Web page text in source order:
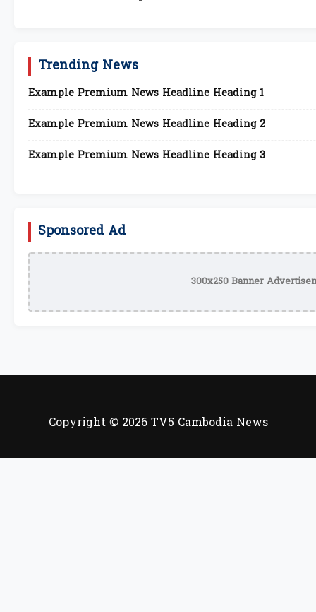
Trending News
Example Premium News Headline Heading 1
Example Premium News Headline Heading 2
Example Premium News Headline Heading 3
Sponsored Ad
300x250 Banner
Copyright © 2026 TV5 Cambodia News